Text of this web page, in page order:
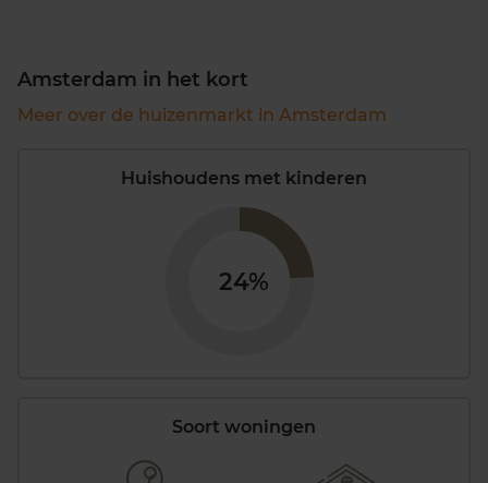
Amsterdam in het kort
Meer over de huizenmarkt in Amsterdam
Huishoudens met kinderen
24%
Soort woningen